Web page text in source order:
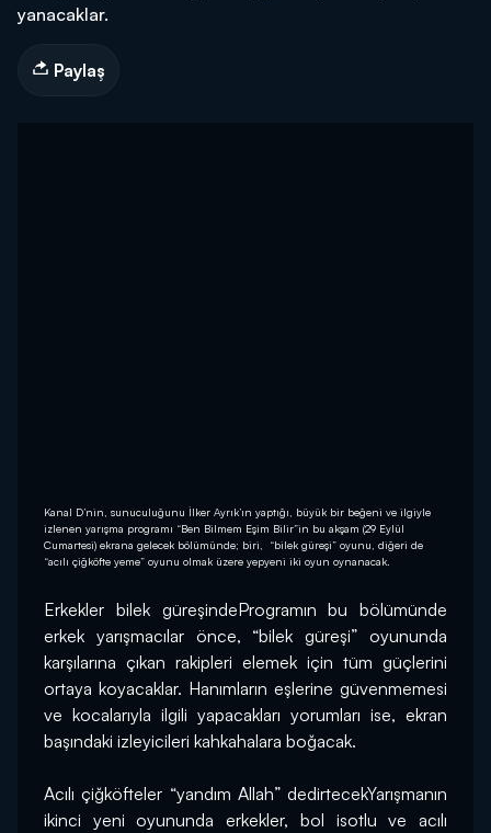
yanacaklar.
Paylaş
Kanal D’nin, sunuculuğunu İlker Ayrık’ın yaptığı, büyük bir beğeni ve ilgiyle
izlenen yarışma programı “Ben Bilmem Eşim Bilir”in bu akşam (29 Eylül
Cumartesi) ekrana gelecek bölümünde; biri, “bilek güreşi” oyunu, diğeri de
“acılı çiğköfte yeme” oyunu olmak üzere yepyeni iki oyun oynanacak.
Erkekler bilek güreşindeProgramın bu bölümünde
erkek yarışmacılar önce, “bilek güreşi” oyununda
karşılarına çıkan rakipleri elemek için tüm güçlerini
ortaya koyacaklar. Hanımların eşlerine güvenmemesi
ve kocalarıyla ilgili yapacakları yorumları ise, ekran
başındaki izleyicileri kahkahalara boğacak.
Acılı çiğköfteler “yandım Allah” dedirtecekYarışmanın
ikinci yeni oyununda erkekler, bol isotlu ve acılı